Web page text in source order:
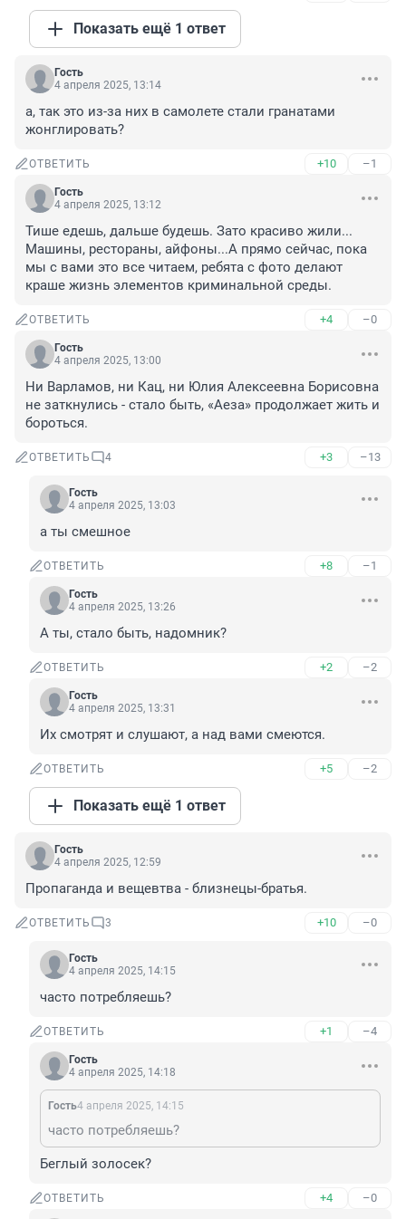
Показать ещё 1 ответ
Гость
4 апреля 2025, 13:14
а, так это из-за них в самолете стали гранатами
жонглировать?
ОТВЕТИТЬ +10 –1
Гость
4 апреля 2025, 13:12
Тише едешь, дальше будешь. Зато красиво жили...
Машины, рестораны, айфоны...А прямо сейчас, пока
мы с вами это все читаем, ребята с фото делают
краше жизнь элементов криминальной среды.
ОТВЕТИТЬ +4 –0
Гость
4 апреля 2025, 13:00
Ни Варламов, ни Кац, ни Юлия Алексеевна Борисовна
не заткнулись - стало быть, «Аеза» продолжает жить и
бороться.
ОТВЕТИТЬ 4 +3 –13
Гость
4 апреля 2025, 13:03
а ты смешное
ОТВЕТИТЬ +8 –1
Гость
4 апреля 2025, 13:26
А ты, стало быть, надомник?
ОТВЕТИТЬ +2 –2
Гость
4 апреля 2025, 13:31
Их смотрят и слушают, а над вами смеются.
ОТВЕТИТЬ +5 –2
Показать ещё 1 ответ
Гость
4 апреля 2025, 12:59
Пропаганда и вещевтва - близнецы-братья.
ОТВЕТИТЬ 3 +10 –0
Гость
4 апреля 2025, 14:15
часто потребляешь?
ОТВЕТИТЬ +1 –4
Гость
4 апреля 2025, 14:18
Гость4 апреля 2025, 14:15
часто потребляешь?
Беглый золосек?
ОТВЕТИТЬ +4 –0